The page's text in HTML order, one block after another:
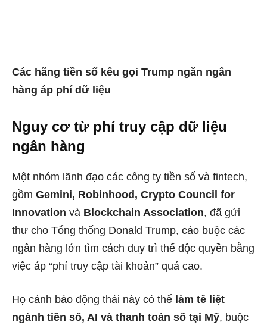
Các hãng tiền số kêu gọi Trump ngăn ngân
hàng áp phí dữ liệu
Nguy cơ từ phí truy cập dữ liệu
ngân hàng
Một nhóm lãnh đạo các công ty tiền số và fintech,
gồm Gemini, Robinhood, Crypto Council for
Innovation và Blockchain Association, đã gửi
thư cho Tổng thống Donald Trump, cáo buộc các
ngân hàng lớn tìm cách duy trì thế độc quyền bằng
việc áp “phí truy cập tài khoản” quá cao.
Họ cảnh báo động thái này có thể làm tê liệt
ngành tiền số, AI và thanh toán số tại Mỹ, buộc